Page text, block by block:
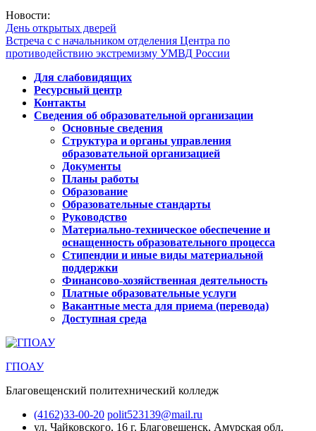
Новости:
День открытых дверей
Встреча с с начальником отделения Центра по
противодействию экстремизму УМВД России
Для слабовидящих
Ресурсный центр
Контакты
Сведения об образовательной организации
Основные сведения
Структура и органы управления
образовательной организацией
Документы
Планы работы
Образование
Образовательные стандарты
Руководство
Материально-техническое обеспечение и
оснащенность образовательного процесса
Стипендии и иные виды материальной
поддержки
Финансово-хозяйственная деятельность
Платные образовательные услуги
Вакантные места для приема (перевода)
Доступная среда
ГПОАУ
Благовещенский политехнический колледж
(4162)33-00-20 polit523139@mail.ru
ул. Чайковского, 16 г. Благовещенск, Амурская обл.